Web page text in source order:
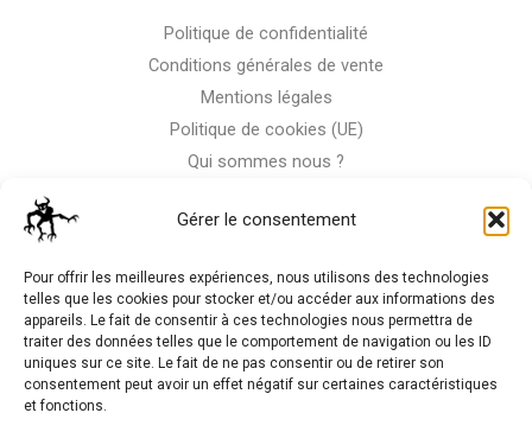
Gérer le consentement
Pour offrir les meilleures expériences, nous utilisons des technologies
telles que les cookies pour stocker et/ou accéder aux informations des
appareils. Le fait de consentir à ces technologies nous permettra de
traiter des données telles que le comportement de navigation ou les ID
uniques sur ce site. Le fait de ne pas consentir ou de retirer son
consentement peut avoir un effet négatif sur certaines caractéristiques
et fonctions.
Politique de confidentialité
Conditions générales de vente
Mentions légales
Politique de cookies (UE)
Qui sommes nous ?
La RC n'est pas notre seule passion, venez visiter notre shop
de motos